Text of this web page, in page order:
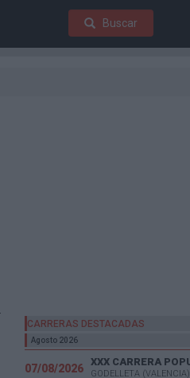
Buscar
CARRERAS DESTACADAS
Agosto 2026
07/08/2026 GODELLETA (VALENCIA)